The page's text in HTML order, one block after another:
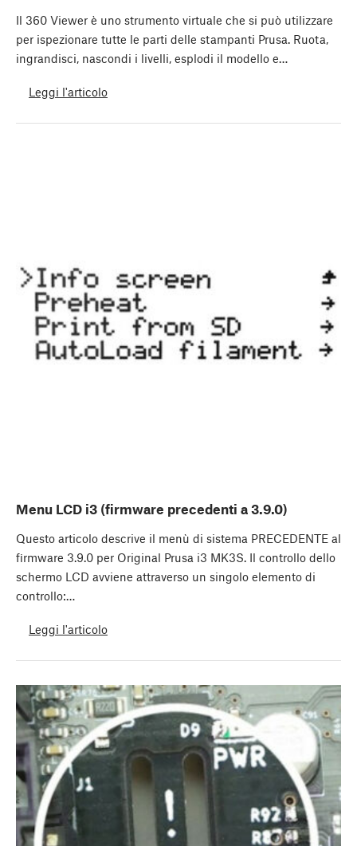
Il 360 Viewer è uno strumento virtuale che si può utilizzare
per ispezionare tutte le parti delle stampanti Prusa. Ruota,
ingrandisci, nascondi i livelli, esplodi il modello e…
Leggi l'articolo
Menu LCD i3 (firmware precedenti a 3.9.0)
Questo articolo descrive il menù di sistema PRECEDENTE al
firmware 3.9.0 per Original Prusa i3 MK3S. Il controllo dello
schermo LCD avviene attraverso un singolo elemento di
controllo:…
Leggi l'articolo